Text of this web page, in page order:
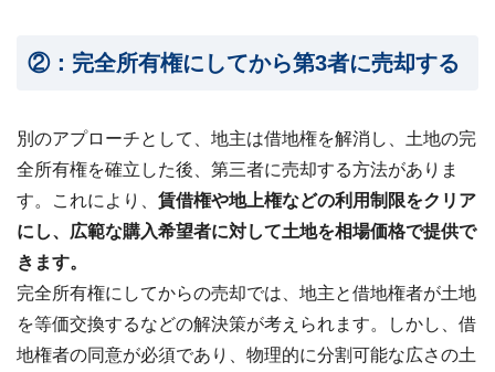
②：完全所有権にしてから第3者に売却する
別のアプローチとして、地主は借地権を解消し、土地の完
全所有権を確立した後、第三者に売却する方法がありま
す。これにより、 賃借権や地上権などの利用制限をクリア
にし、広範な購入希望者に対して土地を相場価格で提供で
きます。
完全所有権にしてからの売却では、地主と借地権者が土地
を等価交換するなどの解決策が考えられます。しかし、借
地権者の同意が必須であり、物理的に分割可能な広さの土